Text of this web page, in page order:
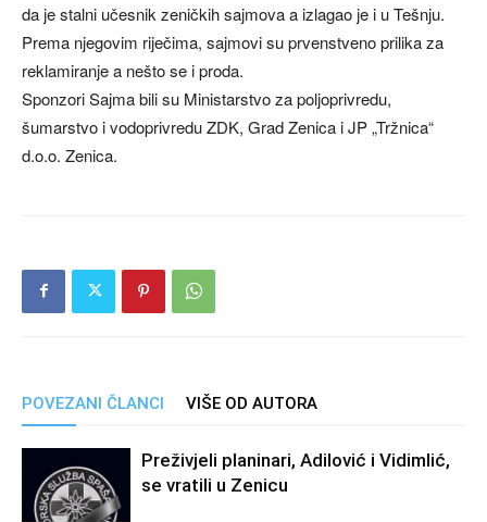
da je stalni učesnik zeničkih sajmova a izlagao je i u Tešnju.
Prema njegovim riječima, sajmovi su prvenstveno prilika za
reklamiranje a nešto se i proda.
Sponzori Sajma bili su Ministarstvo za poljoprivredu,
šumarstvo i vodoprivredu ZDK, Grad Zenica i JP „Tržnica“
d.o.o. Zenica.
POVEZANI ČLANCI VIŠE OD AUTORA
Preživjeli planinari, Adilović i Vidimlić,
se vratili u Zenicu